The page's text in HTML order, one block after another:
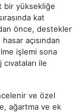
bir yüksekliğe
kat
önce, destekler
açısından
işlemi sona
ile
ve özel
ağartma ve ek